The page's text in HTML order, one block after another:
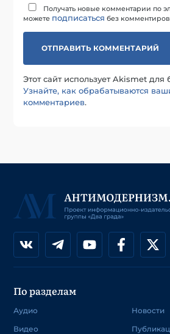
Получать новые комментарии по
можете подписаться без
Этот сайт использует Akismet
Узнайте, как обрабатываются
комментариев.
По разделам
Аудио
Видео
Новости